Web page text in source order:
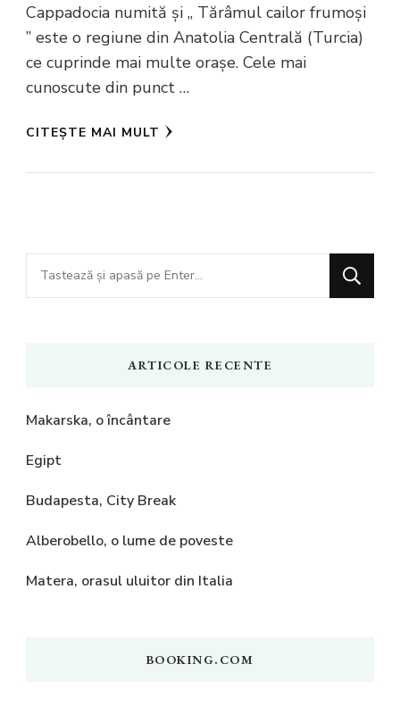
Cappadocia numită și ,, Tărâmul cailor frumoși
” este o regiune din Anatolia Centrală (Turcia)
ce cuprinde mai multe orașe. Cele mai
cunoscute din punct …
CITEȘTE MAI MULT
Cauți
ceva?
ARTICOLE RECENTE
Makarska, o încântare
Egipt
Budapesta, City Break
Alberobello, o lume de poveste
Matera, orasul uluitor din Italia
BOOKING.COM